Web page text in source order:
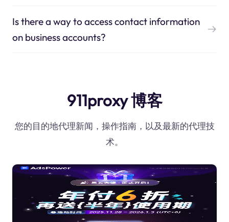
Is there a way to access contact information
on business accounts?
911proxy 博客
您的目的地代理新闻，操作指南，以及最新的代理技
术。